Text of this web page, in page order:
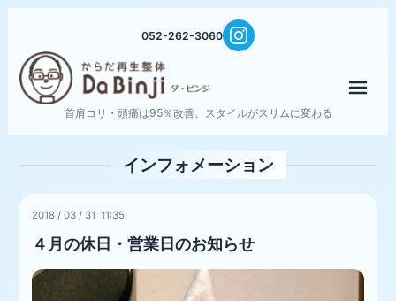
052-262-3060
首肩コリ・頭痛は95％改善、スタイルがスリムに変わる
インフォメーション
2018 /03 / 31 11:35
４月の休日・営業日のお知らせ